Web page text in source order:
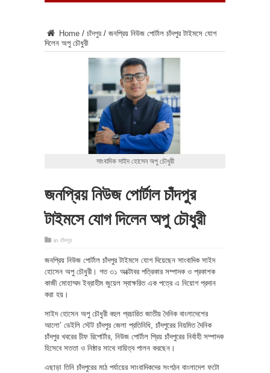
Home / চাঁদপুর / জনপ্রিয় নিউজ পোর্টাল চাঁদপুর টাইমসে যোগ
দিলেন অপু চৌধুরী
সাংবাদিক সাইদ হোসেন অপু চৌধুরী
জনপ্রিয় নিউজ পোর্টাল চাঁদপুর
টাইমসে যোগ দিলেন অপু চৌধুরী
in চাঁদপুর
জনপ্রিয় নিউজ পোর্টাল চাঁদপুর টাইমসে যোগ দিয়েছেন সাংবাদিক সাইদ
হোসেন অপু চৌধুরী। গত ৩১ অক্টোবর পত্রিকার সম্পাদক ও প্রকাশক
কাজী মোহাম্মদ ইব্রাহীম জুয়েল স্বাক্ষরিত এক পত্রে এ নিয়োগ প্রদান
করা হয়।
সাইদ হোসেন অপু চৌধুরী বহুল প্রচারিত জাতীয় দৈনিক বাংলাদেশের
আলো’ ডেইলি স্টেট চাঁদপুর জেলা প্রতিনিধি, চাঁদপুরের নিয়মিত দৈনিক
চাঁদপুর খবরের চীফ রিপোর্টার, নিউজ পোর্টাল প্রিয় চাঁদপুরের নির্বাহী সম্পাদক
হিসেবে সততা ও নিষ্ঠার সাথে দায়িত্ব পালন করছেন।
এছাড়া তিনি চাঁদপুরের মাঠ পর্যায়ের সাংবাদিকদের সংগঠন বাংলাদেশ ফটো